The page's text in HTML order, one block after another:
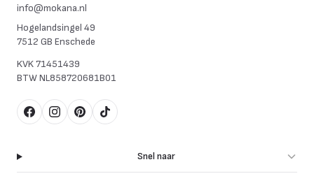
info@mokana.nl
Hogelandsingel 49
7512 GB Enschede
KVK71451439
BTWNL858720681B01
FacebookInstagram
Pinterest
TikTok
Snel naar